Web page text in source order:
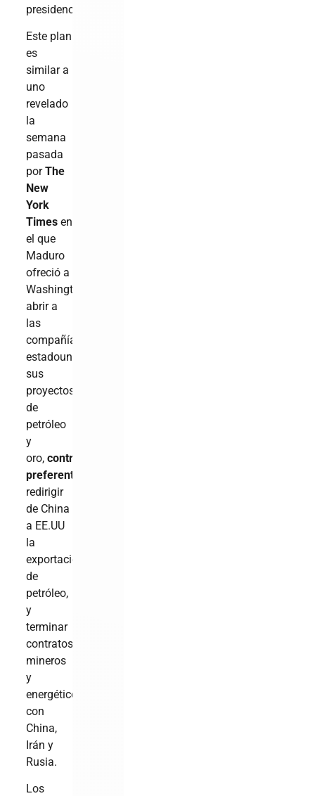
presidencia.
Este plan
es
similar a
uno
revelado
la
semana
pasada
porThe
New
York
Times en
el que
Maduro
ofreció a
Washington
abrir a
las
compañías
estadounidense
sus
proyectos
de
petróleo
y
oro,contratos
preferentes
redirigir
de China
a EE.UU
la
exportación
de
petróleo,
y
terminar
contratos
mineros
y
energéticos
con
China,
Irán y
Rusia.
Los